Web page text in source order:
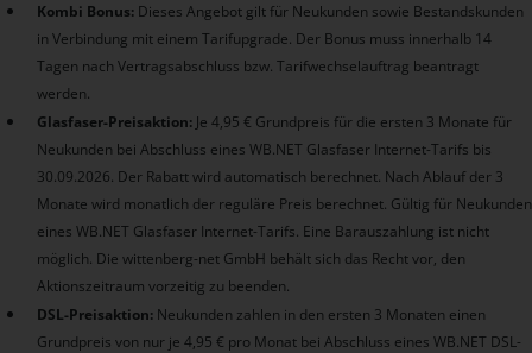
Kombi Bonus: Dieses Angebot gilt für Neukunden sowie Bestandskunden
in Verbindung mit einem Tarifupgrade. Der Bonus muss innerhalb 14
Tagen nach Vertragsabschluss bzw. Tarifwechselauftrag beantragt
werden.
Glasfaser-Preisaktion: Je 4,95 € Grundpreis für die ersten 3 Monate für
Neukunden bei Abschluss eines WB.NET Glasfaser Internet-Tarifs bis
30.09.2026. Der Rabatt wird automatisch berechnet. Nach Ablauf der 3
Monate wird monatlich der reguläre Preis berechnet. Gültig für Neukunden
eines WB.NET Glasfaser Internet-Tarifs. Eine Barauszahlung ist nicht
möglich. Die wittenberg-net GmbH behält sich das Recht vor, den
Aktionszeitraum vorzeitig zu beenden.
DSL-Preisaktion: Neukunden zahlen in den ersten 3 Monaten einen
Grundpreis von nur je 4,95 € pro Monat bei Abschluss eines WB.NET DSL-